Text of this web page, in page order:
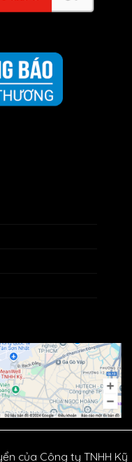
của Công ty TNHH Kỹ